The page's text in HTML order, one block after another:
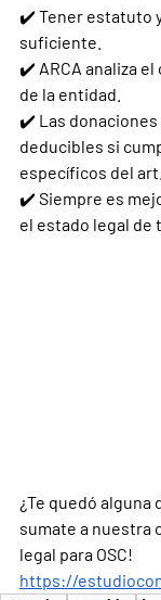
✔️ Tener estatuto
suficiente.
✔️ ARCA analiza
de la entidad.
✔️ Las donaciones
deducibles si
específicos del art.
✔️ Siempre es
el estado legal de
¿Te quedó alguna
sumate a nuestra
legal para OSC!
https://